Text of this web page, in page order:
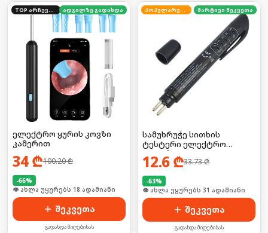
TOP არჩევანი ადგილზე გადახდა
ელექტრო ყურის კოვზი
კამერით
34₾100.20₾
-66%
🛒 ბოლო 24სთ-ში იყიდა 24-მა
შეკვეთა
გადახდა მიღებისას
პოპულარული მარტივი შეკვეთა
სამუხრუჭე სითხის
ტესტერი ელექტრო
კალამი
12.6 ₾33.73₾
-63%
🛒 ბოლო 24სთ-ში იყიდა 42-მა
შეკვეთა
გადახდა მიღებისას